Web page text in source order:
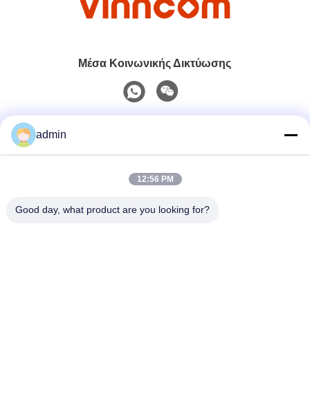
Μέσα Κοινωνικής Δικτύωσης
0086-551-65396351
admin
12:56 PM
Good day, what product are you looking for?